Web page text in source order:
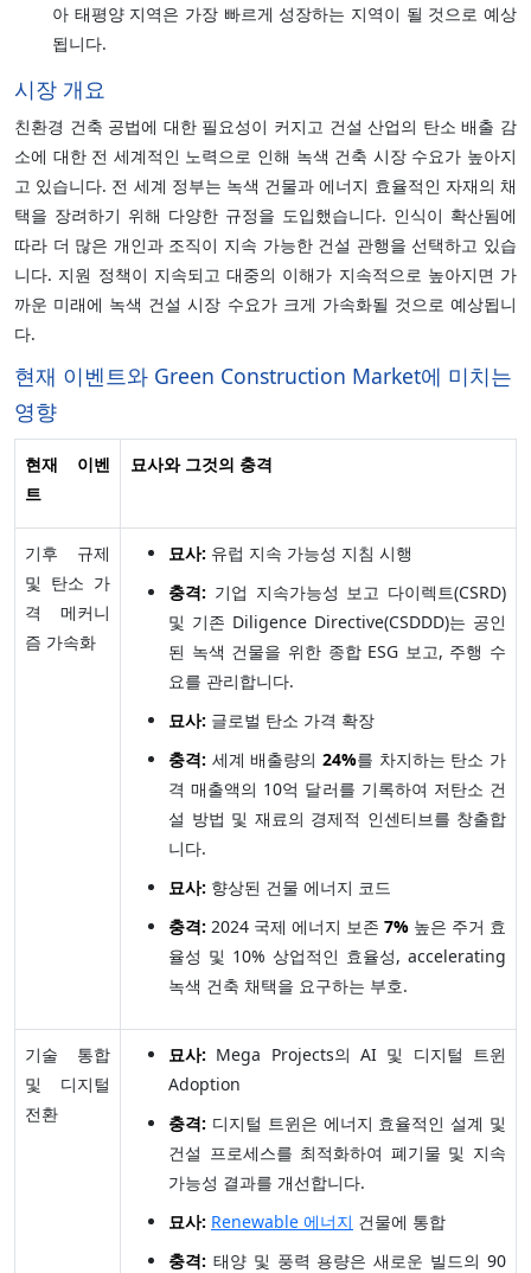
아 태평양 지역은 가장 빠르게 성장하는 지역이 될 것으로 예상
됩니다.
시장 개요
친환경 건축 공법에 대한 필요성이 커지고 건설 산업의 탄소 배출 감
소에 대한 전 세계적인 노력으로 인해 녹색 건축 시장 수요가 높아지
고 있습니다. 전 세계 정부는 녹색 건물과 에너지 효율적인 자재의 채
택을 장려하기 위해 다양한 규정을 도입했습니다. 인식이 확산됨에
따라 더 많은 개인과 조직이 지속 가능한 건설 관행을 선택하고 있습
니다. 지원 정책이 지속되고 대중의 이해가 지속적으로 높아지면 가
까운 미래에 녹색 건설 시장 수요가 크게 가속화될 것으로 예상됩니
다.
현재 이벤트와 Green Construction Market에 미치는
영향
현재 이벤
트
묘사와 그것의 충격
기후 규제
및 탄소 가
격 메커니
즘 가속화
묘사: 유럽 지속 가능성 지침 시행
충격: 기업 지속가능성 보고 다이렉트(CSRD)
및 기존 Diligence Directive(CSDDD)는 공인
된 녹색 건물을 위한 종합 ESG 보고, 주행 수
요를 관리합니다.
묘사: 글로벌 탄소 가격 확장
충격: 세계 배출량의 24%를 차지하는 탄소 가
격 매출액의 10억 달러를 기록하여 저탄소 건
설 방법 및 재료의 경제적 인센티브를 창출합
니다.
묘사: 향상된 건물 에너지 코드
충격: 2024 국제 에너지 보존 7% 높은 주거 효
율성 및 10% 상업적인 효율성, accelerating
녹색 건축 채택을 요구하는 부호.
기술 통합
및 디지털
전환
묘사: Mega Projects의 AI 및 디지털 트윈
Adoption
충격: 디지털 트윈은 에너지 효율적인 설계 및
건설 프로세스를 최적화하여 폐기물 및 지속
가능성 결과를 개선합니다.
묘사: Renewable 에너지 건물에 통합
충격: 태양 및 풍력 용량은 새로운 빌드의 90